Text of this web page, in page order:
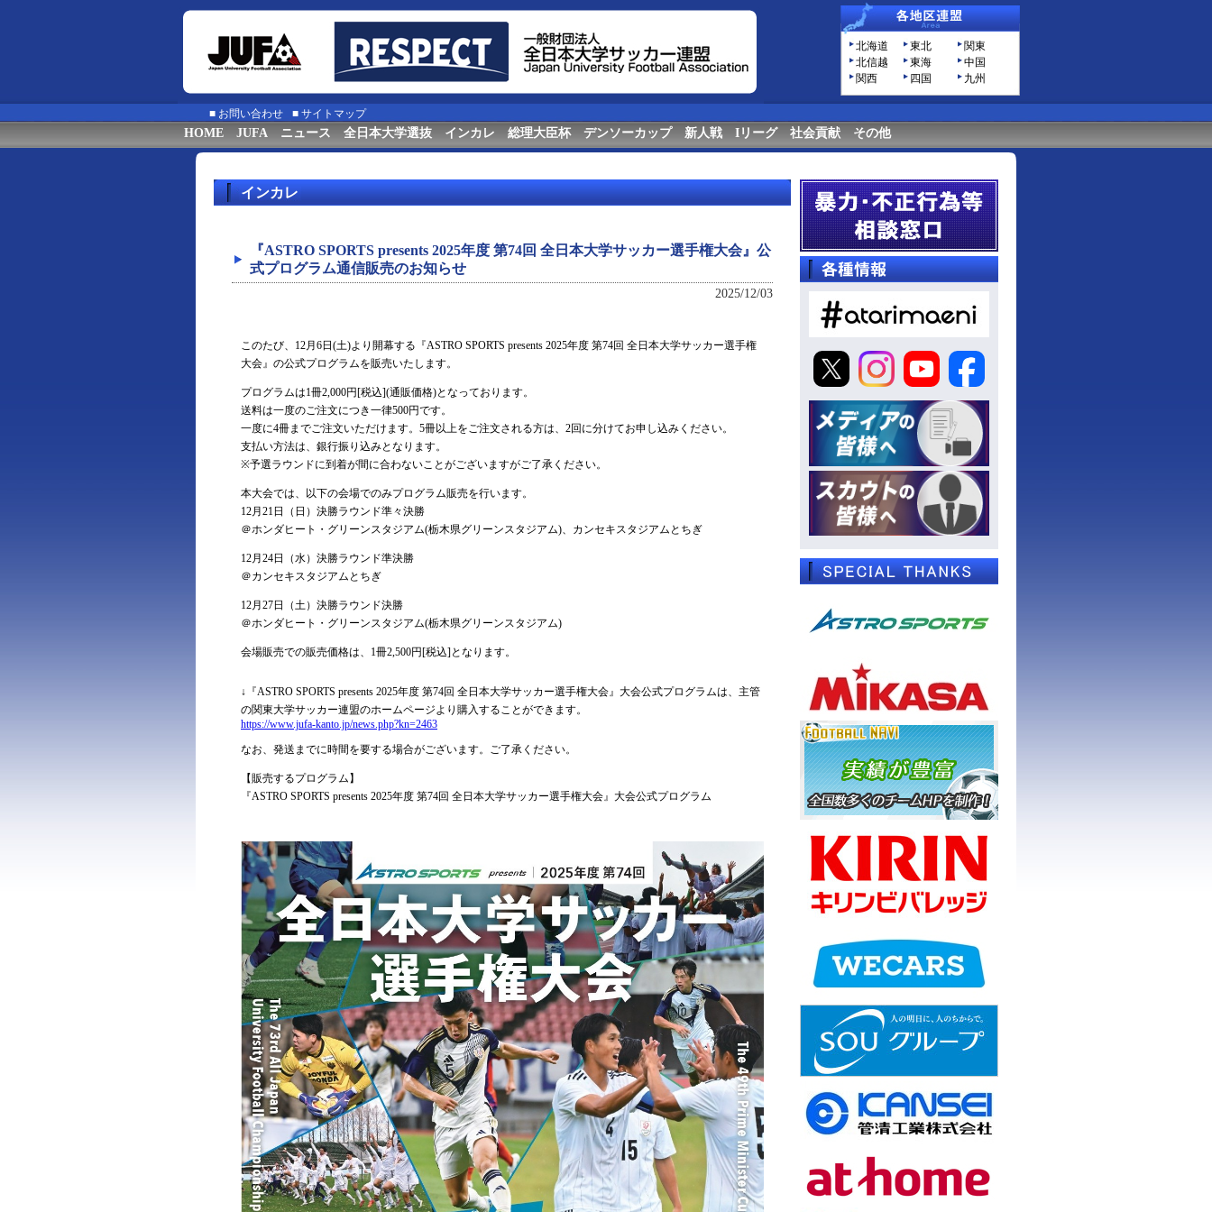
北海道 東北
関東
北信越
東海
中国
関西
四国 九州
■ お問い合わせ ■ サイトマップ
HOME JUFA ニュース 全日本大学選抜 インカレ 総理大臣杯 デンソーカップ 新人戦 Iリーグ 社会貢献 その他
インカレ
『ASTRO SPORTS presents 2025年度 第74回 全日本大学サッカー選手権大会』公
式プログラム通信販売のお知らせ
2025/12/03
このたび、12月6日(土)より開幕する『ASTRO SPORTS presents 2025年度 第74回 全日本大学サッカー選手権
大会』の公式プログラムを販売いたします。
プログラムは1冊2,000円[税込](通販価格)となっております。
送料は一度のご注文につき一律500円です。
一度に4冊までご注文いただけます。5冊以上をご注文される方は、2回に分けてお申し込みください。
支払い方法は、銀行振り込みとなります。
※予選ラウンドに到着が間に合わないことがございますがご了承ください。
本大会では、以下の会場でのみプログラム販売を行います。
12月21日（日）決勝ラウンド準々決勝
＠ホンダヒート・グリーンスタジアム(栃木県グリーンスタジアム)、カンセキスタジアムとちぎ
12月24日（水）決勝ラウンド準決勝
＠カンセキスタジアムとちぎ
12月27日（土）決勝ラウンド決勝
＠ホンダヒート・グリーンスタジアム(栃木県グリーンスタジアム)
会場販売での販売価格は、1冊2,500円[税込]となります。
↓『ASTRO SPORTS presents 2025年度 第74回 全日本大学サッカー選手権大会』大会公式プログラムは、主管
の関東大学サッカー連盟のホームページより購入することができます。
https://www.jufa-kanto.jp/news.php?kn=2463
なお、発送までに時間を要する場合がございます。ご了承ください。
【販売するプログラム】
『ASTRO SPORTS presents 2025年度 第74回 全日本大学サッカー選手権大会』大会公式プログラム